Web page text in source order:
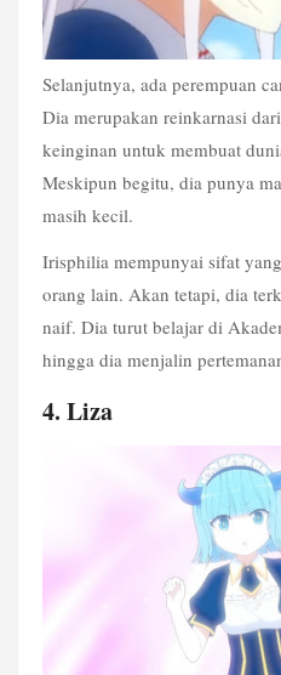
Selanjutnya, ada perempuan
Dia merupakan reinkarnasi
keinginan untuk membuat
Meskipun begitu, dia punya
masih kecil.
Irisphilia mempunyai sifat
orang lain. Akan tetapi, dia
naif. Dia turut belajar di
hingga dia menjalin
4. Liza